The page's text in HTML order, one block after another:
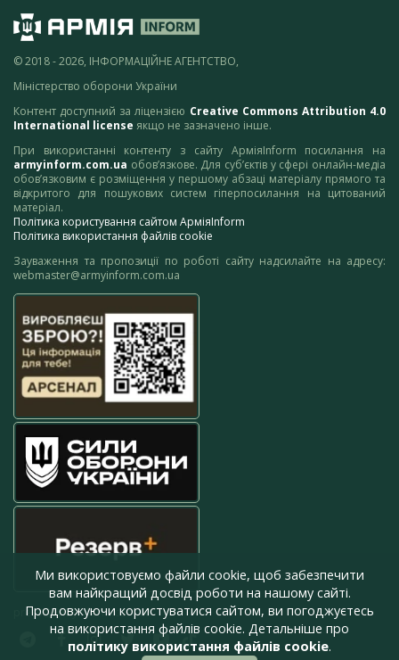
© 2018 - 2026, ІНФОРМАЦІЙНЕ АГЕНТСТВО,
Міністерство оборони України
Контент доступний за ліцензією Creative Commons Attribution 4.0
International license якщо не зазначено інше.
При використанні контенту з сайту АрміяInform посилання на
armyinform.com.ua обов’язкове. Для суб’єктів у сфері онлайн-медіа
обов’язковим є розміщення у першому абзаці матеріалу прямого та
відкритого для пошукових систем гіперпосилання на цитований
матеріал.
Політика користування сайтом АрміяInform
Політика використання файлів cookie
Зауваження та пропозиції по роботі сайту надсилайте на адресу:
webmaster@armyinform.com.ua
press@armyinform.com.ua
Ми використовуємо файли cookie, щоб забезпечити
вам найкращий досвід роботи на нашому сайті.
Продовжуючи користуватися сайтом, ви погоджуєтесь
на використання файлів cookie. Детальніше про
політику використання файлів cookie.